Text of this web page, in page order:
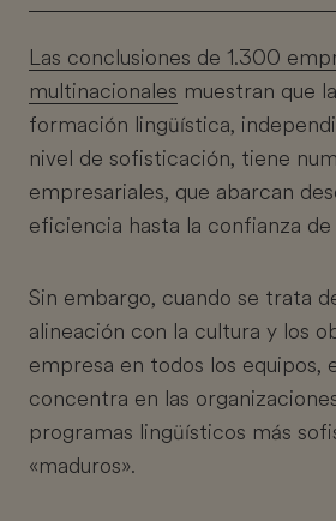
Las conclusiones de 1.300
multinacionales muestran que
formación lingüística,
nivel de sofisticación, tiene
empresariales, que abarcan
eficiencia hasta la confianza de
Sin embargo, cuando se trata
alineación con la cultura y los
empresa en todos los equipos,
concentra en las
programas lingüísticos más
«maduros».